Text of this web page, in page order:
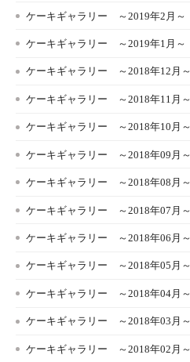
ケーキギャラリー ～2019年2月～
ケーキギャラリー ～2019年1月～
ケーキギャラリー ～2018年12月～
ケーキギャラリー ～2018年11月～
ケーキギャラリー ～2018年10月～
ケーキギャラリー ～2018年09月～
ケーキギャラリー ～2018年08月～
ケーキギャラリー ～2018年07月～
ケーキギャラリー ～2018年06月～
ケーキギャラリー ～2018年05月～
ケーキギャラリー ～2018年04月～
ケーキギャラリー ～2018年03月～
ケーキギャラリー ～2018年02月～